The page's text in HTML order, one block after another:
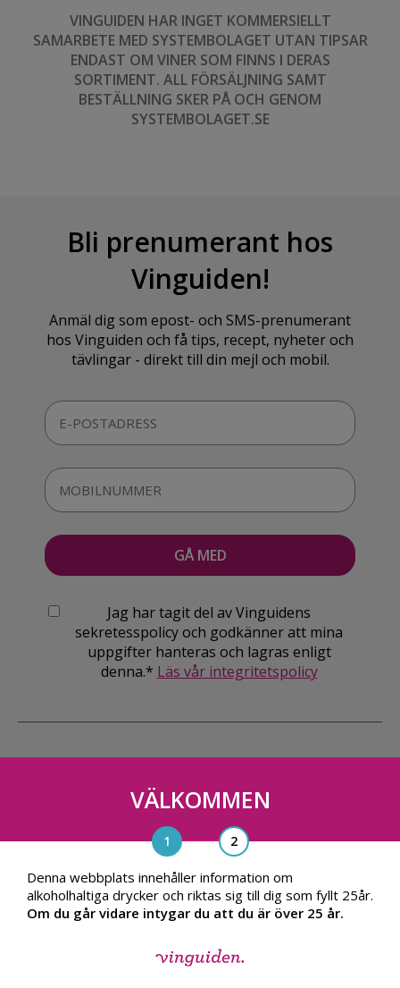
VINGUIDEN HAR INGET KOMMERSIELLT
SAMARBETE MED SYSTEMBOLAGET UTAN TIPSAR
ENDAST OM VINER SOM FINNS I DERAS
SORTIMENT. ALL FÖRSÄLJNING SAMT
BESTÄLLNING SKER PÅ OCH GENOM
SYSTEMBOLAGET.SE
Bli prenumerant hos
Vinguiden!
Anmäl dig som epost- och SMS-prenumerant
hos Vinguiden och få tips, recept, nyheter och
tävlingar - direkt till din mejl och mobil.
Jag har tagit del av Vinguidens
sekretesspolicy och godkänner att mina
uppgifter hanteras och lagras enligt
denna.* Läs vår integritetspolicy
Vinguiden Nordic AB
Blasieholmsgatan 4A, 111 48, Stockholm
info@vinguiden.com
VÄLKOMMEN
Denna webbplats innehåller information om
alkoholhaltiga drycker och riktas sig till dig som fyllt 25år.
Om du går vidare intygar du att du är över 25 år.